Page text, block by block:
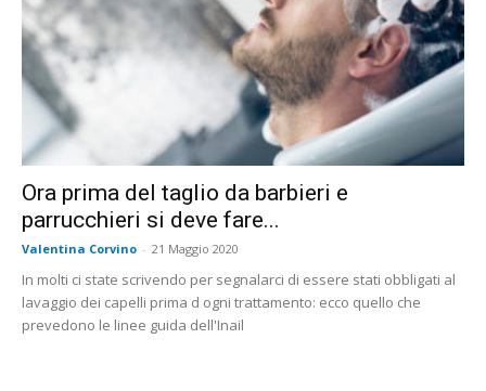
Ora prima del taglio da barbieri e
parrucchieri si deve fare...
Valentina Corvino - 21 Maggio 2020
In molti ci state scrivendo per segnalarci di essere stati obbligati al
lavaggio dei capelli prima d ogni trattamento: ecco quello che
prevedono le linee guida dell'Inail